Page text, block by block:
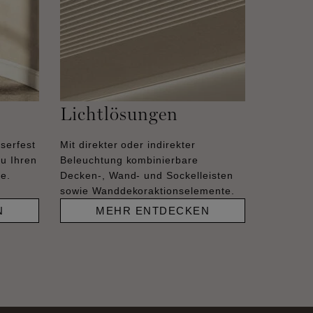
Ihren
Lichtlösungen
Mit direkter oder indirekter
Beleuchtung kombinierbare
Decken-, Wand- und Sockelleisten
sowie Wanddekoraktionselemente.
MEHR ENTDECKEN